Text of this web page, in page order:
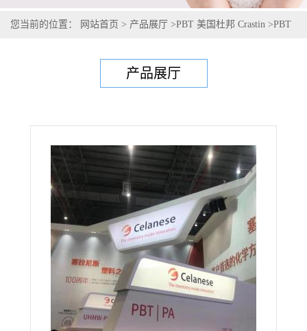
您当前的位置： 网站首页 > 产品展厅 >PBT 美国杜邦 Crastin >PBT
产品展厅